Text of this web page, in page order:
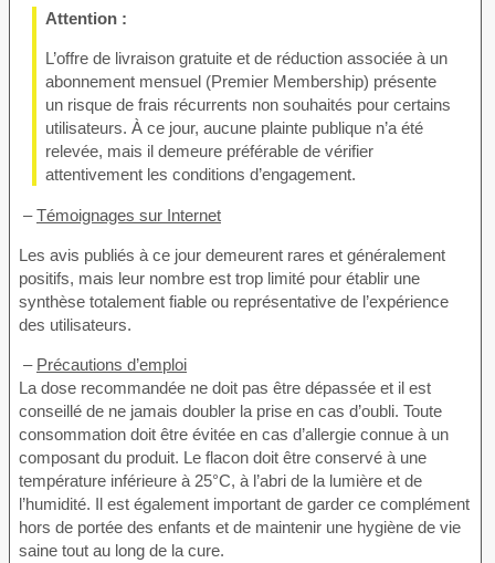
Attention :
L’offre de livraison gratuite et de réduction associée à un
abonnement mensuel (Premier Membership) présente
un risque de frais récurrents non souhaités pour certains
utilisateurs. À ce jour, aucune plainte publique n’a été
relevée, mais il demeure préférable de vérifier
attentivement les conditions d’engagement.
–Témoignages sur Internet
Les avis publiés à ce jour demeurent rares et généralement
positifs, mais leur nombre est trop limité pour établir une
synthèse totalement fiable ou représentative de l’expérience
des utilisateurs.
– Précautions d’emploi
La dose recommandée ne doit pas être dépassée et il est
conseillé de ne jamais doubler la prise en cas d’oubli. Toute
consommation doit être évitée en cas d’allergie connue à un
composant du produit. Le flacon doit être conservé à une
température inférieure à 25°C, à l’abri de la lumière et de
l’humidité. Il est également important de garder ce complément
hors de portée des enfants et de maintenir une hygiène de vie
saine tout au long de la cure.